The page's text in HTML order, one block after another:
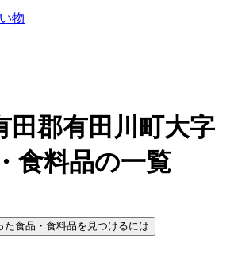
物
田郡有田川町大字
食料品の一覧
た食品・食料品を見つけるには